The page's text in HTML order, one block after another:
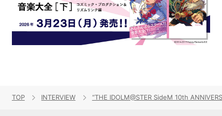
TOP INTERVIEW “THE IDOLM@STER SideM 10th